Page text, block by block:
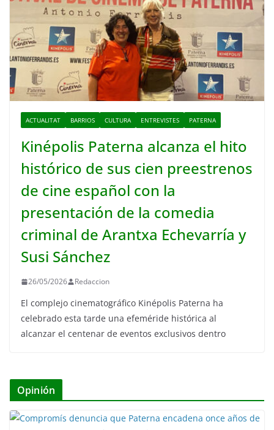
ACTUALITAT BARRIOS CULTURA ENTREVISTES PATERNA
Kinépolis Paterna alcanza el hito
histórico de sus cien preestrenos
de cine español con la
presentación de la comedia
criminal de Arantxa Echevarría y
Susi Sánchez
26/05/2026 Redaccion
El complejo cinematográfico Kinépolis Paterna ha
celebrado esta tarde una efeméride histórica al
alcanzar el centenar de eventos exclusivos dentro
Opinión